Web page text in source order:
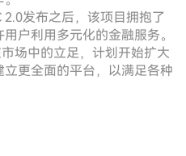
2.0发布之后，该项目拥抱了
户利用多元化的金融服务。
场中的立足，计划开始扩大
更全面的平台，以满足各种